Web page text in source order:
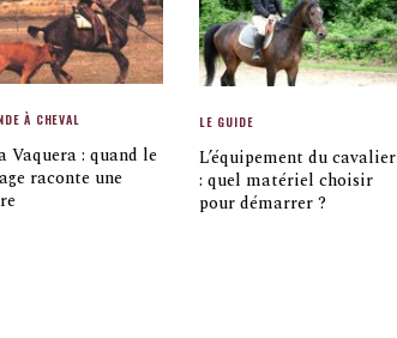
À CHEVAL
Vaquera : quand le
raconte une
LE GUIDE
L’équipement du cavalier
: quel matériel choisir
pour démarrer ?